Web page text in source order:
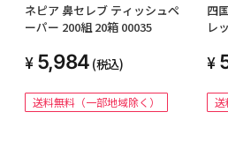
ネピア 鼻セレブ ティッシュペ
ーパー 200組 20箱 00035
5,984 (税込)
送料無料（一部地域除く）
四
レ
送